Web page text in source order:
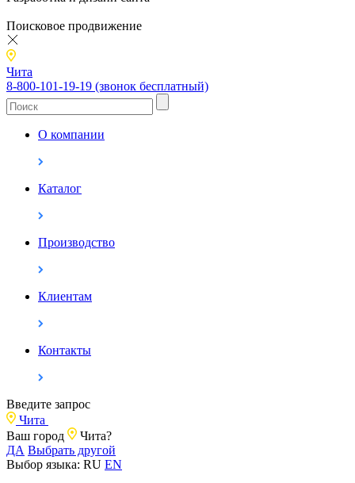
Поисковое продвижение
Чита
8-800-101-19-19 (звонок бесплатный)
О компании
Каталог
Производство
Клиентам
Контакты
Введите запрос
Чита
Ваш город
Чита?
ДА Выбрать другой
Выбор языка: RU EN